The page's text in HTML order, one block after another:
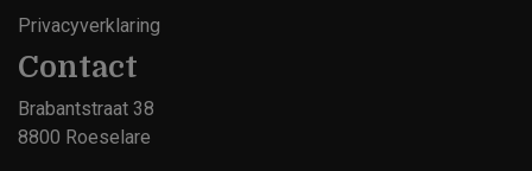
Privacyverklaring
Contact
Brabantstraat 38
8800 Roeselare